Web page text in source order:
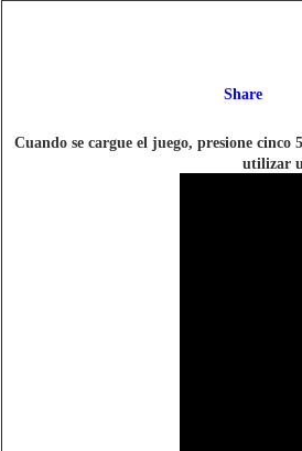
Cuando se cargue el juego, presione
utilizar